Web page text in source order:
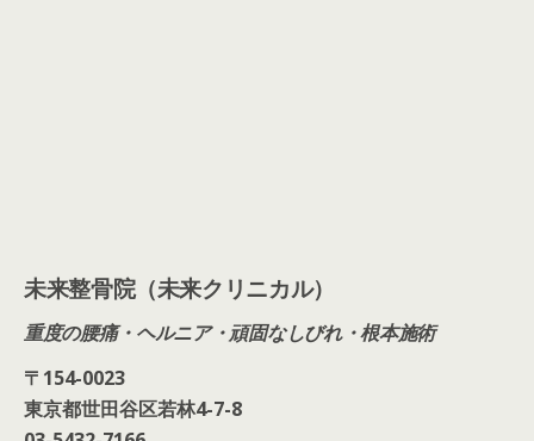
未来整骨院（未来クリニカル）
重度の腰痛・ヘルニア・頑固なしびれ・根本施術
〒 154-0023
東京都世田谷区若林4-7-8